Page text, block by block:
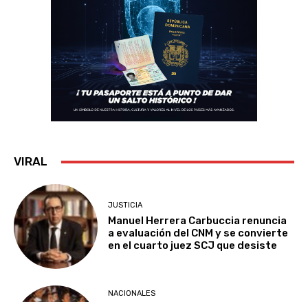
VIRAL
JUSTICIA
Manuel Herrera Carbuccia renuncia
a evaluación del CNM y se convierte
en el cuarto juez SCJ que desiste
NACIONALES